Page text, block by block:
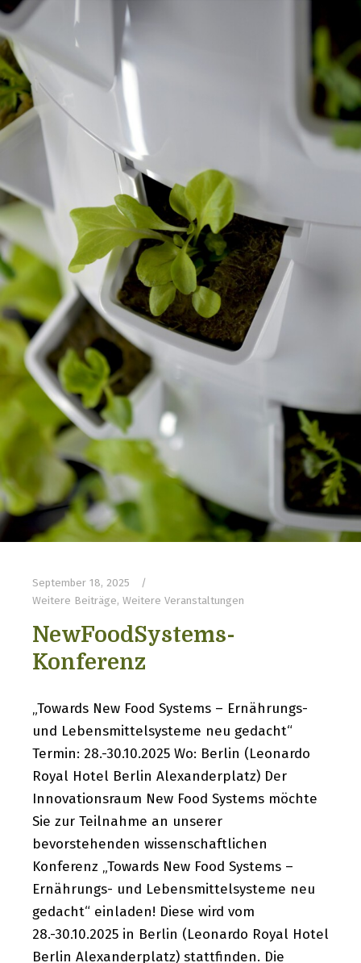
September 18, 2025
Weitere Beiträge, Weitere Veranstaltungen
NewFoodSystems-
Konferenz
„Towards New Food Systems – Ernährungs-
und Lebensmittelsysteme neu gedacht“
Termin: 28.-30.10.2025 Wo: Berlin (Leonardo
Royal Hotel Berlin Alexanderplatz) Der
Innovationsraum New Food Systems möchte
Sie zur Teilnahme an unserer
bevorstehenden wissenschaftlichen
Konferenz „Towards New Food Systems –
Ernährungs- und Lebensmittelsysteme neu
gedacht“ einladen! Diese wird vom
28.-30.10.2025 in Berlin (Leonardo Royal Hotel
Berlin Alexanderplatz) stattfinden. Die